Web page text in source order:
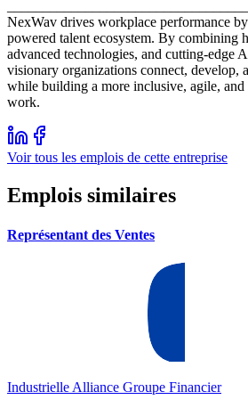
NexWav drives workplace performance
powered talent ecosystem. By combining
advanced technologies, and cutting-edge
visionary organizations connect, develop,
while building a more inclusive, agile, and
work.
Voir tous les emplois de cette entreprise
Emplois similaires
Représentant des Ventes
Industrielle Alliance Groupe Financier